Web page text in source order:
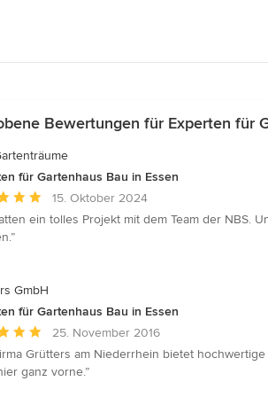
Bewertungen für Experten für
für Gartenhaus Bau in Essen
15. Oktober 2024
ein tolles Projekt mit dem Team der NBS.
GmbH
für Gartenhaus Bau in Essen
25. November 2016
Grütters am Niederrhein bietet
ganz vorne.”